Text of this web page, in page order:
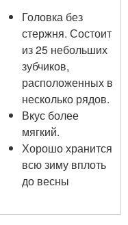
Головка без
стержня. Состоит
из 25 небольших
зубчиков,
расположенных в
несколько рядов.
Вкус более
мягкий.
Хорошо хранится
всю зиму вплоть
до весны